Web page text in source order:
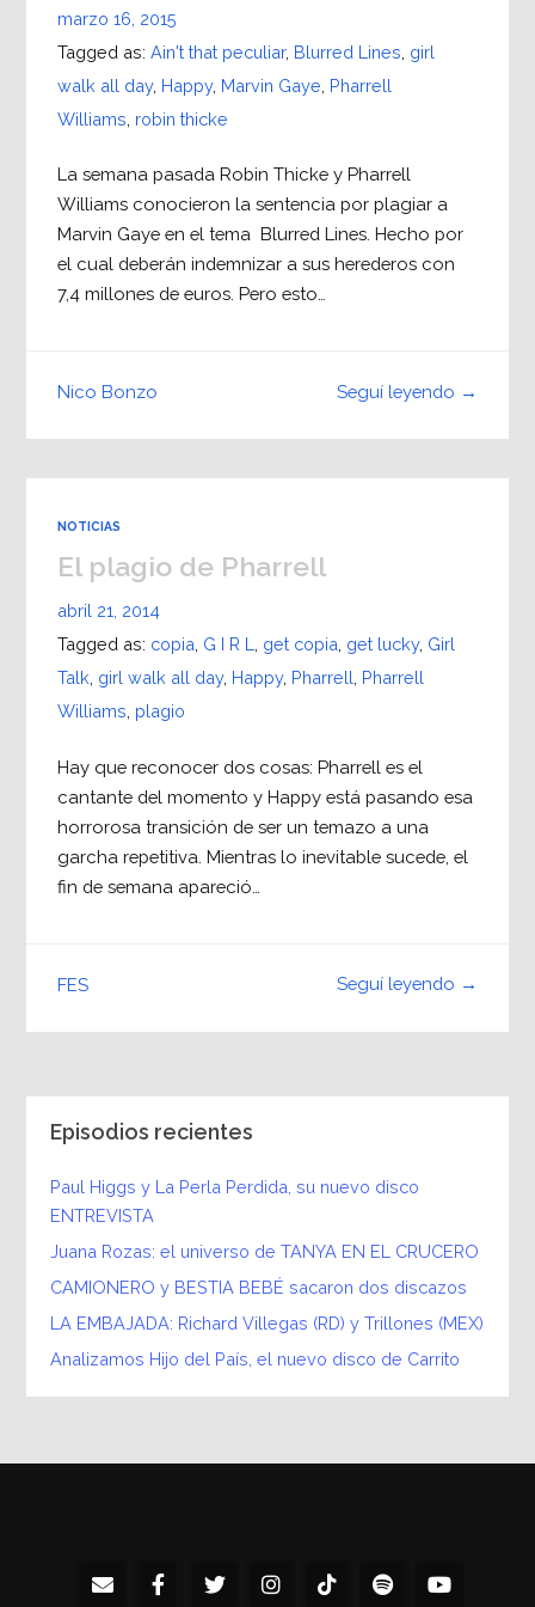
marzo 16, 2015
Tagged as: Ain't that peculiar, Blurred Lines girl
walk all day, Happy, Marvin Gaye Pharrell
Williams robin thicke
La semana pasada Robin Thicke y Pharrell
Williams conocieron la sentencia por plagiar a
Marvin Gaye en el tema Blurred Lines. Hecho por
el cual deberán indemnizar a sus herederos con
7,4 millones de euros. Pero esto…
Seguí leyendo →
Nico Bonzo
NOTICIAS
El plagio de Pharrell
abril 21, 2014
Tagged as: copia G I R L get copia get lucky, Girl
Talk girl walk all day, Happy, Pharrell Pharrell
Williams plagio
Hay que reconocer dos cosas: Pharrell es el
cantante del momento y Happy está pasando esa
horrorosa transición de ser un temazo a una
garcha repetitiva. Mientras lo inevitable sucede, el
fin de semana apareció…
Seguí leyendo →
FES
Episodios recientes
Paul Higgs y La Perla Perdida, su nuevo disco
ENTREVISTA
Juana Rozas: el universo de TANYA EN EL CRUCERO
CAMIONERO y BESTIA BEBÉ sacaron dos discazos
LA EMBAJADA: Richard Villegas (RD) y Trillones (MEX)
Analizamos Hijo del País, el nuevo disco de Carrito